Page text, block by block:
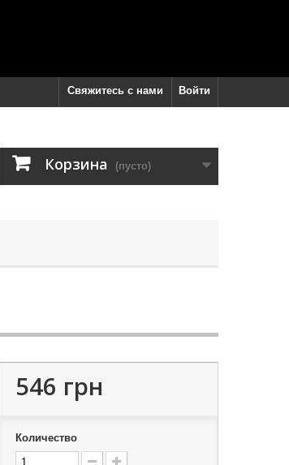
Войти
Свяжитесь с нами
Корзина (пусто)
546 грн
Количество